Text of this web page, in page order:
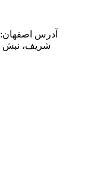
آدرس اصفهان: